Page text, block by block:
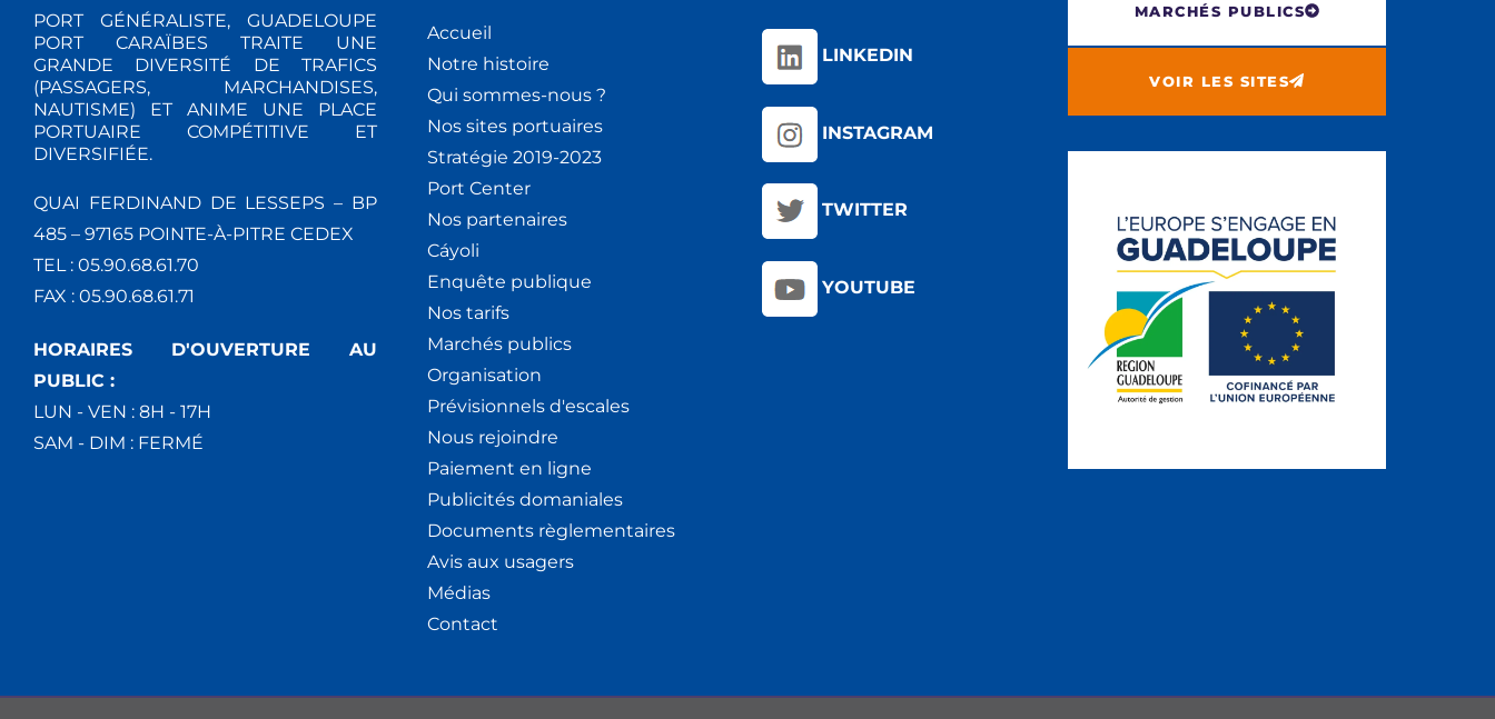
PORT GÉNÉRALISTE, GUADELOUPE
PORT CARAÏBES TRAITE UNE
GRANDE DIVERSITÉ DE TRAFICS
(PASSAGERS, MARCHANDISES,
NAUTISME) ET ANIME UNE PLACE
PORTUAIRE COMPÉTITIVE ET
DIVERSIFIÉE.
QUAI FERDINAND DE LESSEPS – BP
485 – 97165 POINTE-À-PITRE CEDEX
TEL : 05.90.68.61.70
FAX : 05.90.68.61.71
HORAIRES D'OUVERTURE AU
PUBLIC :
LUN - VEN : 8H - 17H
SAM - DIM : FERMÉ
Accueil
Notre histoire
Qui sommes-nous ?
Nos sites portuaires
Stratégie 2019-2023
Port Center
Nos partenaires
Cáyoli
Enquête publique
Nos tarifs
Marchés publics
Organisation
Prévisionnels d'escales
Nous rejoindre
Paiement en ligne
Publicités domaniales
Documents règlementaires
Avis aux usagers
Médias
Contact
LINKEDIN
INSTAGRAM
TWITTER
YOUTUBE
MARCHÉS PUBLICS
VOIR LES SITES